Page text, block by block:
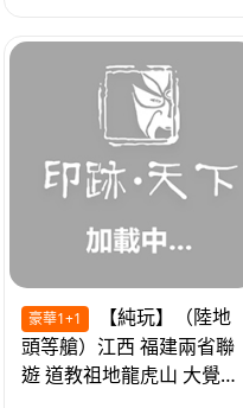
豪華1+1
頭等艙）江西 福建兩省聯
遊 道教祖地龍虎山 大覺山